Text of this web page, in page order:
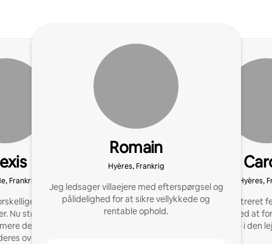
Frankrig
opslag med
Nu støtter jeg andre
deres ledelse og
overskud.
Romain
Hyères, Frankrig
Jeg ledsager villaejere med efterspørgsel og
pålidelighed for at sikre vellykkede og
rentable ophold.
Hyères,
Jeg har administreret
hjælper ejere med at
hygiejne i den